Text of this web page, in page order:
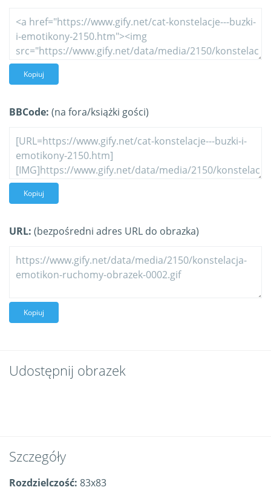
Kopiuj
BBCode: (na fora/książki gości)
Kopiuj
URL: (bezpośredni adres URL do obrazka)
Kopiuj
Udostępnij obrazek
Szczegóły
Rozdzielczość: 83x83